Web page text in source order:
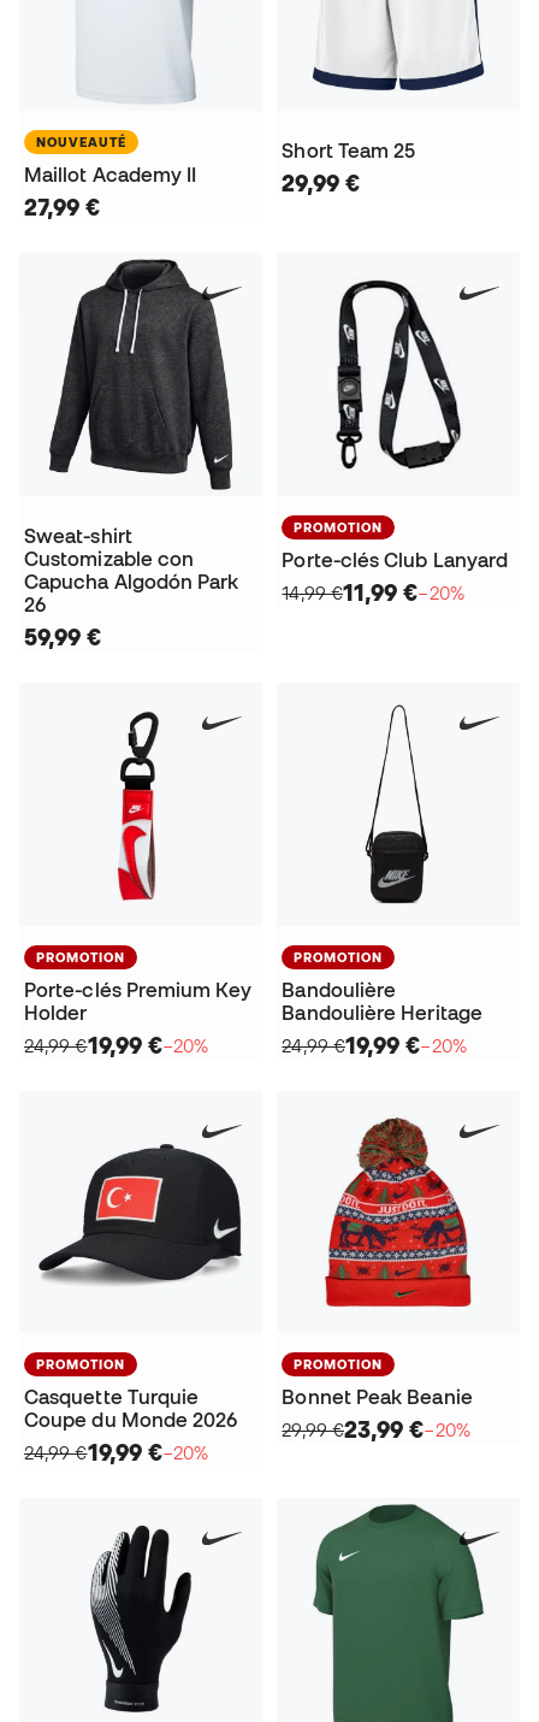
NOUVEAUTÉ
Maillot Academy II
27,99 €
Short Team 25
29,99 €
Sweat-shirt
Customizable con
Capucha Algodón Park
26
59,99 €
PROMOTION
Porte-clés Club Lanyard
14,99 €11,99 €−20%
PROMOTION
Porte-clés Premium Key
Holder
24,99 €19,99 €−20%
PROMOTION
Bandoulière
Bandoulière Heritage
24,99 €19,99 €−20%
PROMOTION
Casquette Turquie
Coupe du Monde 2026
24,99 €19,99 €−20%
PROMOTION
Bonnet Peak Beanie
29,99 €23,99 €−20%